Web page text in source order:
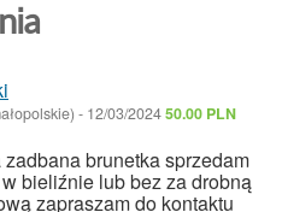
- 12/03/202450.00 PLN
zadbana brunetka sprzedam
bieliźnie lub bez za drobną
zapraszam do kontaktu